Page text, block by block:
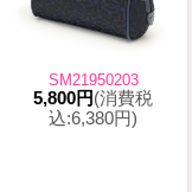
SM21950203
5,800円(消費税
込:6,380円)